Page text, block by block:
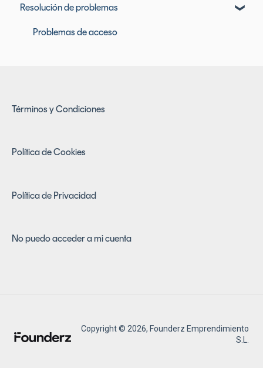
Resolución de problemas
Problemas de acceso
Términos y Condiciones
Política de Cookies
Política de Privacidad
No puedo acceder a mi cuenta
Copyright © 2026, Founderz Emprendimiento
S.L.